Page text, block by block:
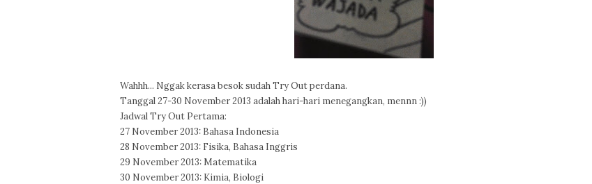
Wahhh... Nggak kerasa besok sudah Try Out perdana.
Tanggal 27-30 November 2013 adalah hari-hari menegangkan, mennn :))
Jadwal Try Out Pertama:
27 November 2013: Bahasa Indonesia
28 November 2013: Fisika, Bahasa Inggris
29 November 2013: Matematika
30 November 2013: Kimia, Biologi